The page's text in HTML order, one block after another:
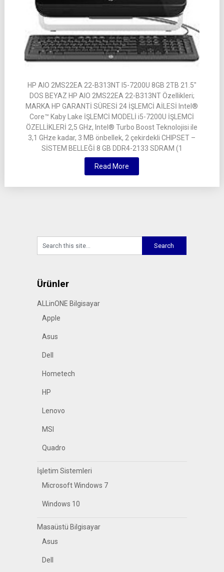
HP AIO 2MS22EA 22-B313NT I5-7200U 8GB 2TB 21.5″
DOS BEYAZ HP AIO 2MS22EA 22-B313NT Özellikleri;
MARKA HP GARANTİ SÜRESİ 24 İŞLEMCİ AİLESİ Intel®
Core™ Kaby Lake İŞLEMCİ MODELİ i5-7200U İŞLEMCİ
ÖZELLİKLERİ 2,5 GHz, Intel® Turbo Boost Teknolojisi ile
3,1 GHze kadar, 3 MB önbellek, 2 çekirdekli CHIPSET –
SİSTEM BELLEĞİ 8 GB DDR4-2133 SDRAM (1
Read More
Ürünler
ALLinONE Bilgisayar
Apple
Asus
Dell
Hometech
HP
Lenovo
MSI
Quadro
İşletim Sistemleri
Microsoft Windows 7
Windows 10
Masaüstü Bilgisayar
Asus
Dell